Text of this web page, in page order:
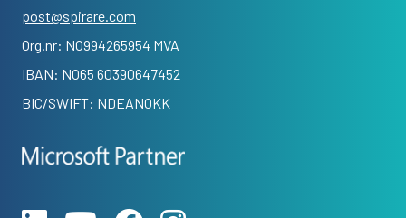
post@spirare.com
Org.nr: NO994265954 MVA
IBAN: NO65 60390647452
BIC/SWIFT: NDEANOKK